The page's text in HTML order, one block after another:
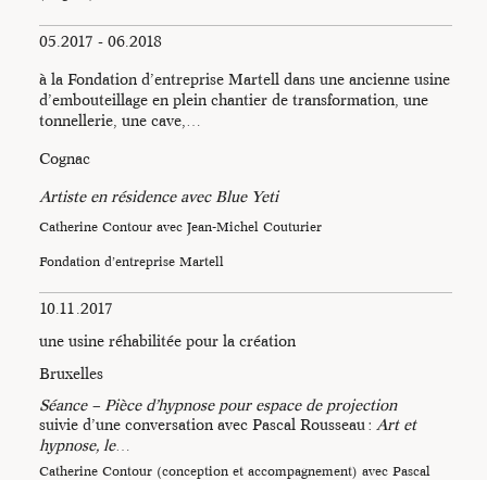
05.2017 - 06.2018
à la Fondation d’entreprise Martell dans une ancienne usine
d’embouteillage en plein chantier de transformation, une
tonnellerie, une cave,…
Cognac
Artiste en résidence avec Blue Yeti
Catherine Contour avec Jean-Michel Couturier
Fondation d’entreprise Martell
10.11.2017
une usine réhabilitée pour la création
Bruxelles
Séance – Pièce d’hypnose pour espace de projection
suivie d’une conversation avec Pascal Rousseau : Art et
hypnose, le…
Catherine Contour (conception et accompagnement) avec Pascal